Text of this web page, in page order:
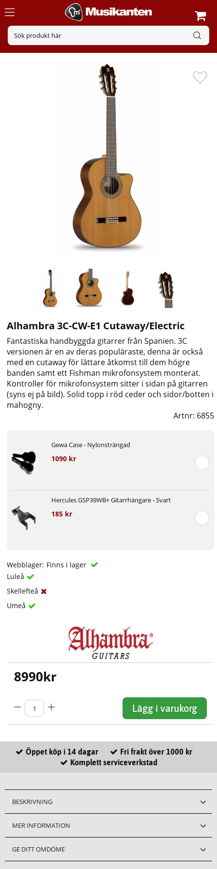
Alhambra 3C-CW-E1 Cutaway/Electric
Fantastiska handbyggda gitarrer från Spanien. 3C
versionen är en av deras populäraste, denna är också
med en cutaway för lättare åtkomst till dem högre
banden samt ett Fishman mikrofonsystem monterat.
Kontroller för mikrofonsystem sitter i sidan på gitarren
(syns ej på bild). Solid topp i röd ceder och sidor/botten i
mahogny.
Artnr: 6855
Gewa Case - Nylonsträngad
1090 kr
Hercules GSP39WB+ Gitarrhängare - Svart
185 kr
Webblager: Finns i lager
Luleå
Skellefteå
Umeå
8990kr
Lägg i varukorg
Öppet köp i 14 dagar
Fri frakt över 1000 kr
Komplett serviceverkstad
BESKRIVNING
MER INFORMATION
GE DITT OMDÖME